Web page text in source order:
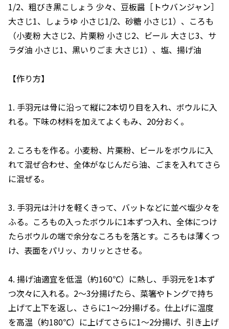
1/2、粗びき黒こしょう 少々、豆板醤［トウバンジャン］
大さじ1、しょうゆ 小さじ1/2、砂糖 小さじ1）、ころも
（小麦粉 大さじ2、片栗粉 小さじ2、ビール 大さじ3、サ
ラダ油 小さじ1、黒いりごま 大さじ1）、塩、揚げ油
【作り方】
1. 手羽元は骨に沿って縦に2本切り目を入れ、ボウルに入
れる。下味の材料を加えてよくもみ、20分おく。
2. ころもを作る。小麦粉、片栗粉、ビールをボウルに入
れて混ぜ合わせ、全体がなじんだら油、ごまを入れてさら
に混ぜる。
3. 手羽元は汁けを軽くきって、バットなどに並べ塩少々を
ふる。ころもの入ったボウルに1本ずつ入れ、全体につけ
たらボウルの端で余分なころもを落とす。ころもは薄くつ
け、表面をパリッ、カリッとさせる。
4. 揚げ油適宜を低温（約160℃）に熱し、手羽元を1本ず
つ次々に入れる。2～3分揚げたら、菜箸やトングで持ち
上げて上下を返し、さらに1～2分揚げる。仕上げに温度
を高温（約180℃）に上げてさらに1～2分揚げ、引き上げ